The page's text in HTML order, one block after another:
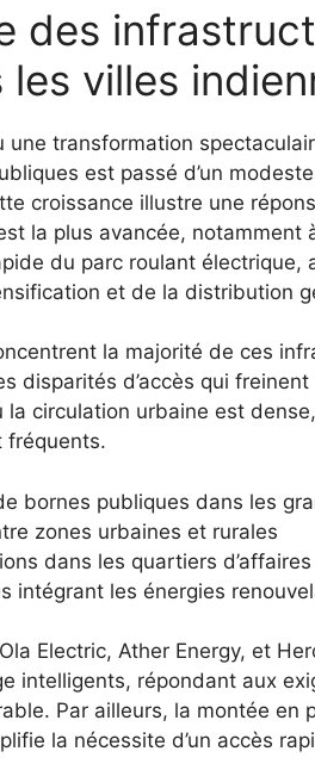
des
villes
transformation
est passé d’un
croissance illustre une
la plus avancée,
du parc roulant
et de la distribution
la majorité de ces
disparités d’accès qui
circulation urbaine est
fréquents.
bornes publiques dans les
zones urbaines et rurales
dans les quartiers
intégrant les énergies
Electric, Ather Energy, et
intelligents, répondant aux
Par ailleurs, la montée
la nécessite d’un accès